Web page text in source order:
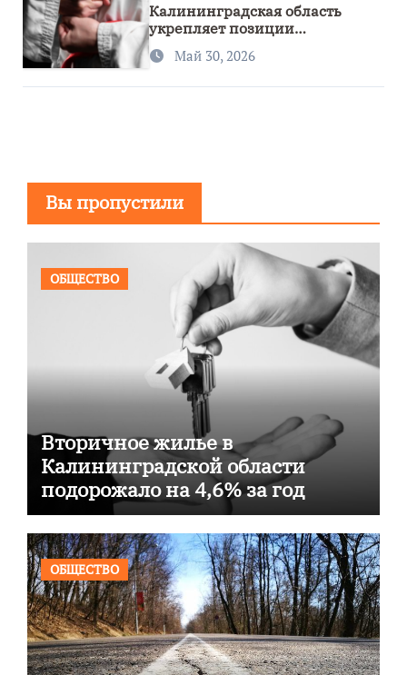
Калининградская область
укрепляет позиции
спортивного региона
Май 30, 2026
Вы пропустили
ОБЩЕСТВО
Вторичное жилье в
Калининградской области
подорожало на 4,6% за год
ОБЩЕСТВО